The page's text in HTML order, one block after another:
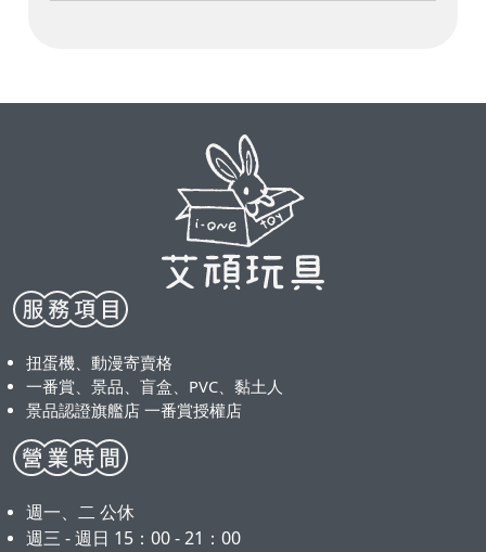
扭蛋機、動漫寄賣格
一番賞、景品、盲盒、PVC、黏土人
景品認證旗艦店 一番賞授權店
週一、二 公休
週三 - 週日 15：00 - 21：00